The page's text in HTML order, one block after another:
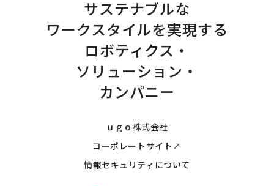
サステナブルな
ワークスタイルを実現する
ロボティクス・
ソリューション・
カンパニー
ｕｇｏ株式会社
コーポレートサイト
情報セキュリティについて